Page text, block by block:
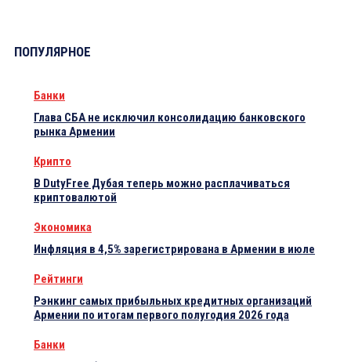
ПОПУЛЯРНОЕ
Банки
Глава СБА не исключил консолидацию банковского
рынка Армении
Крипто
В DutyFree Дубая теперь можно расплачиваться
криптовалютой
Экономика
Инфляция в 4,5% зарегистрирована в Армении в июле
Рейтинги
Рэнкинг самых прибыльных кредитных организаций
Армении по итогам первого полугодия 2026 года
Банки